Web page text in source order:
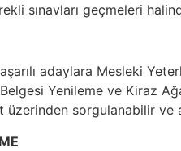
sınavları geçmeleri
adaylara Mesleki
Yenileme ve Kiraz
üzerinden sorgulanabilir ve